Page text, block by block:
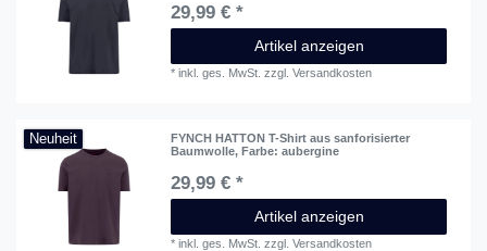
29,99 € *
Artikel anzeigen
*inkl. ges. MwSt. zzgl.Versandkosten
Neuheit
FYNCH HATTON T-Shirt aus sanforisierter
Baumwolle, Farbe: aubergine
29,99 € *
Artikel anzeigen
*inkl. ges. MwSt. zzgl.Versandkosten